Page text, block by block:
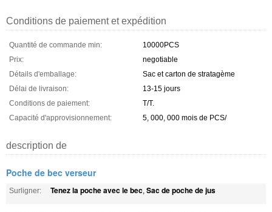
Conditions de paiement et expédition
Quantité de commande min:
10000PCS
Prix:
negotiable
Détails d'emballage:
Sac et carton de stratagème
Délai de livraison:
13-15 jours
Conditions de paiement:
T/T.
Capacité d'approvisionnement:
5, 000, 000 mois de PCS/
description de
Poche de bec verseur
Surligner: Tenez la poche avec le bec, Sac de poche de jus